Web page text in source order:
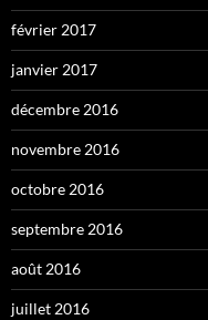
février 2017
janvier 2017
décembre 2016
novembre 2016
octobre 2016
septembre 2016
août 2016
juillet 2016